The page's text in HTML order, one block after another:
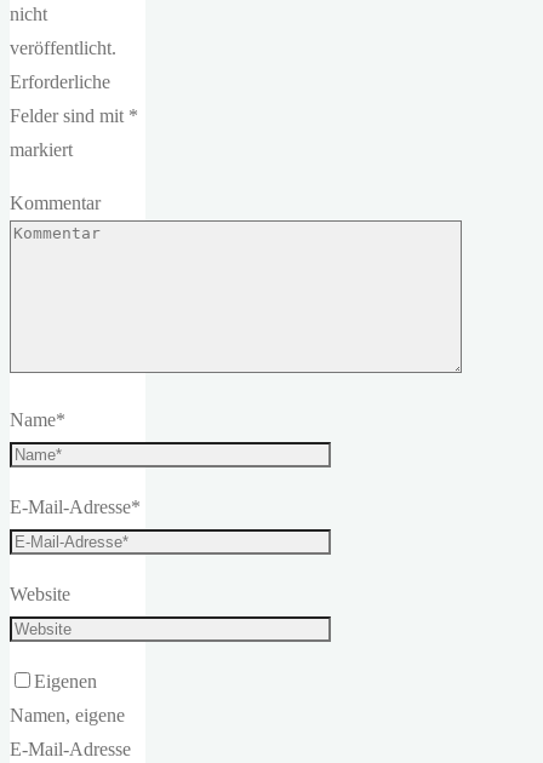
nicht
veröffentlicht.
Erforderliche
Felder sind mit *
markiert
Kommentar
Name*
E-Mail-Adresse*
Website
Eigenen
Namen, eigene
E-Mail-Adresse